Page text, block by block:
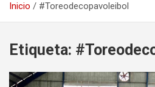
Inicio #Toreodecopavoleibol
Etiqueta: